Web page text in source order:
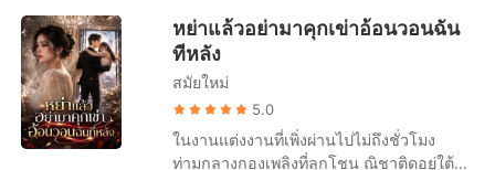
ดาวน์โหลดแอป
นิยายวาย
มหาเศรษฐี
รายการ
หย่าแล้วอย่ามาคุกเข่าอ้อนวอนฉัน
ทีหลัง
สมัยใหม่
5.0
ในงานแต่งงานที่เพิ่งผ่านไปไม่ถึงชั่วโมง
ท่ามกลางกองเพลิงที่ลุกโชน ณิชาติดอยู่ใต้